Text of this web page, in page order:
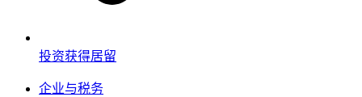
投资获得居留
企业与税务